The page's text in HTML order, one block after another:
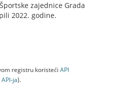
zajednice Grada
2022. godine.
registru koristeći API
jа).